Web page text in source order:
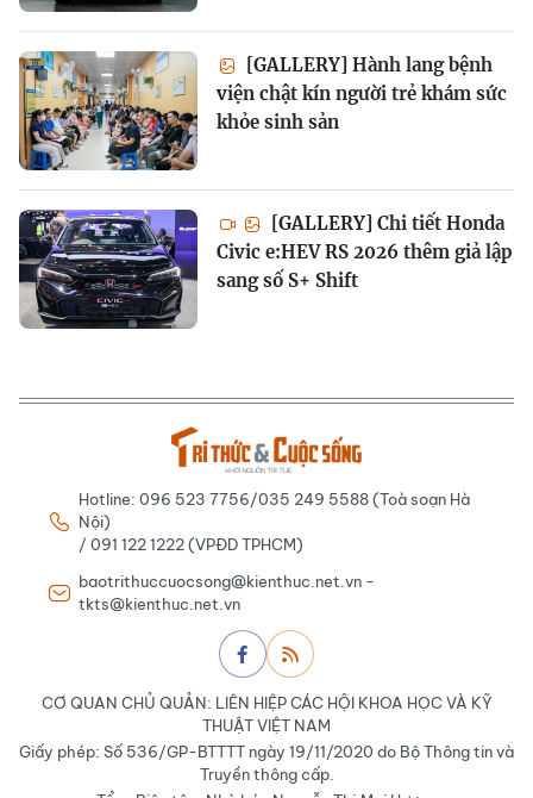
[GALLERY] Hành lang bệnh
viện chật kín người trẻ khám sức
khỏe sinh sản
[GALLERY] Chi tiết Honda
Civic e:HEV RS 2026 thêm giả lập
sang số S+ Shift
Hotline: 096 523 7756/035 249 5588 (Toà soạn Hà
Nội)
/ 091 122 1222 (VPĐD TPHCM)
baotrithuccuocsong@kienthuc.net.vn -
tkts@kienthuc.net.vn
CƠ QUAN CHỦ QUẢN: LIÊN HIỆP CÁC HỘI KHOA HỌC VÀ KỸ
THUẬT VIỆT NAM
Giấy phép: Số 536/GP-BTTTT ngày 19/11/2020 do Bộ Thông tin và
Truyền thông cấp.